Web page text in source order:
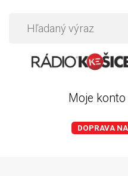
Moje konto
DOPRAVA